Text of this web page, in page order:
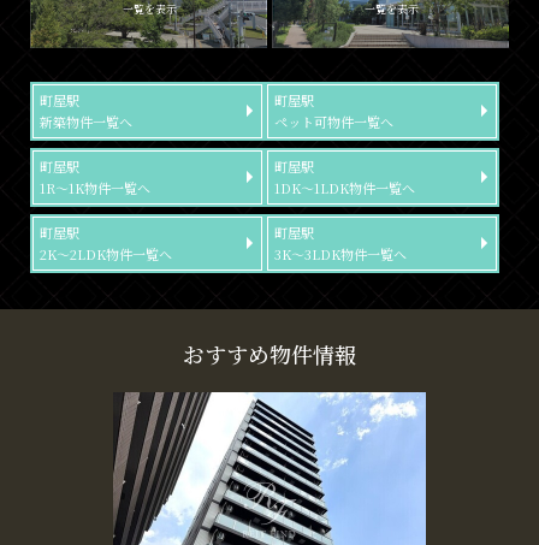
一覧を表示 一覧を表示
町屋駅
新築物件一覧へ
町屋駅
ペット可物件一覧へ
町屋駅
1R～1K物件一覧へ
町屋駅
1DK～1LDK物件一覧へ
町屋駅
2K～2LDK物件一覧へ
町屋駅
3K～3LDK物件一覧へ
おすすめ物件情報